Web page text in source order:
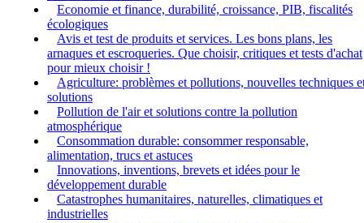
Economie et finance, durabilité, croissance, PIB, fiscalités
écologiques
Avis et test de produits et services. Les bons plans, les
arnaques et escroqueries. Que choisir, critiques et tests d'achat
pour mieux choisir !
Agriculture: problèmes et pollutions, nouvelles techniques
solutions
Pollution de l'air et solutions contre la pollution
atmosphérique
Consommation durable: consommer responsable,
alimentation, trucs et astuces
Innovations, inventions, brevets et idées pour le
développement durable
Catastrophes humanitaires, naturelles, climatiques et
industrielles